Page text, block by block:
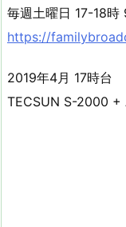
毎週土曜日 17-18
https://
2019年4月 17時台
TECSUN S-2000